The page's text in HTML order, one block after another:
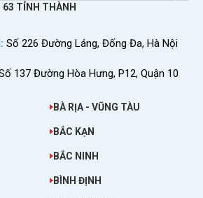
63 TỈNH THÀNH
Số 226 Đường Láng, Đống Đa, Hà Nội
137 Đường Hòa Hưng, P12, Quận 10
BÀ RỊA - VŨNG TÀU
BẮC KẠN
BẮC NINH
BÌNH ĐỊNH